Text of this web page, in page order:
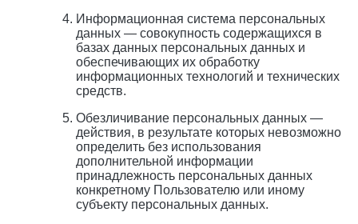
Информационная система персональных
данных — совокупность содержащихся в
базах данных персональных данных и
обеспечивающих их обработку
информационных технологий и технических
средств.
Обезличивание персональных данных —
действия, в результате которых невозможно
определить без использования
дополнительной информации
принадлежность персональных данных
конкретному Пользователю или иному
субъекту персональных данных.